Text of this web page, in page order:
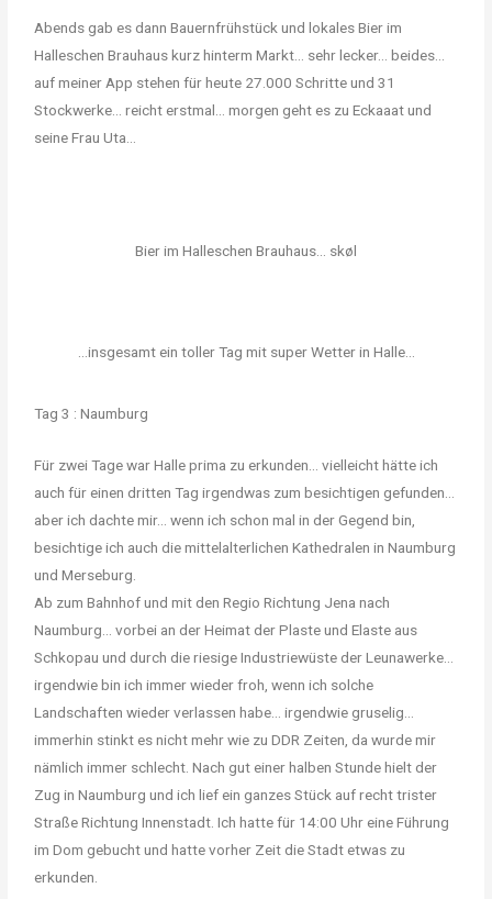
Abends gab es dann Bauernfrühstück und lokales Bier im
Halleschen Brauhaus kurz hinterm Markt… sehr lecker… beides…
auf meiner App stehen für heute 27.000 Schritte und 31
Stockwerke… reicht erstmal… morgen geht es zu Eckaaat und
seine Frau Uta…
Bier im Halleschen Brauhaus... skøl
...insgesamt ein toller Tag mit super Wetter in Halle...
Tag 3 : Naumburg
Für zwei Tage war Halle prima zu erkunden… vielleicht hätte ich
auch für einen dritten Tag irgendwas zum besichtigen gefunden…
aber ich dachte mir… wenn ich schon mal in der Gegend bin,
besichtige ich auch die mittelalterlichen Kathedralen in Naumburg
und Merseburg.
Ab zum Bahnhof und mit den Regio Richtung Jena nach
Naumburg… vorbei an der Heimat der Plaste und Elaste aus
Schkopau und durch die riesige Industriewüste der Leunawerke…
irgendwie bin ich immer wieder froh, wenn ich solche
Landschaften wieder verlassen habe… irgendwie gruselig…
immerhin stinkt es nicht mehr wie zu DDR Zeiten, da wurde mir
nämlich immer schlecht. Nach gut einer halben Stunde hielt der
Zug in Naumburg und ich lief ein ganzes Stück auf recht trister
Straße Richtung Innenstadt. Ich hatte für 14:00 Uhr eine Führung
im Dom gebucht und hatte vorher Zeit die Stadt etwas zu
erkunden.